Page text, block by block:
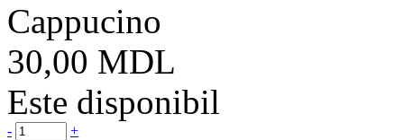
Cappucino
30,00 MDL
Este disponibil
- +